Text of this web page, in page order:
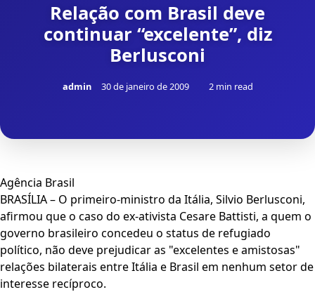
Relação com Brasil deve
continuar “excelente”, diz
Berlusconi
admin 30 de janeiro de 2009 2 min read
Agência Brasil
BRASÍLIA – O primeiro-ministro da Itália, Silvio Berlusconi,
afirmou que o caso do ex-ativista Cesare Battisti, a quem o
governo brasileiro concedeu o status de refugiado
político, não deve prejudicar as "excelentes e amistosas"
relações bilaterais entre Itália e Brasil em nenhum setor de
interesse recíproco.